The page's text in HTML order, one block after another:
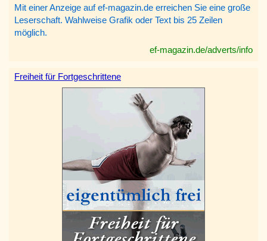
Mit einer Anzeige auf ef-magazin.de erreichen Sie eine große
Leserschaft. Wahlweise Grafik oder Text bis 25 Zeilen
möglich.
ef-magazin.de/adverts/info
Freiheit für Fortgeschrittene